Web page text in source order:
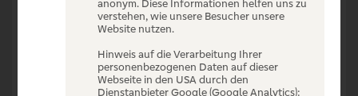
Zur Startseite
anonym. Diese Informationen helfen uns zu
verstehen, wie unsere Besucher unsere
Website nutzen.
Hinweis auf die Verarbeitung Ihrer
personenbezogenen Daten auf dieser
Webseite in den USA durch den
Dienstanbieter Google (Google Analytics):